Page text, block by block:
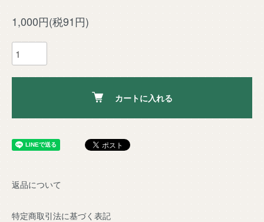
1,000円(税91円)
カートに入れる
返品について
特定商取引法に基づく表記